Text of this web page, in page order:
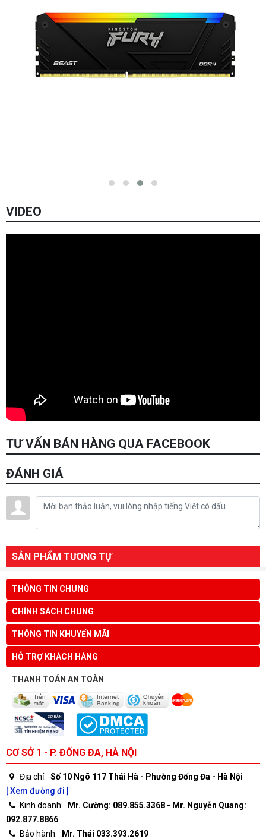
VIDEO
TƯ VẤN BÁN HÀNG QUA FACEBOOK
ĐÁNH GIÁ
SẢN PHẨM TƯƠNG TỰ
THÔNG TIN CHUNG
CHÍNH SÁCH CHUNG
THÔNG TIN KHUYẾN MÃI
HỖ TRỢ KHÁCH HÀNG
THANH TOÁN AN TOÀN
CƠ SỞ 1 - P. ĐỐNG ĐA, HÀ NỘI
Địa chỉ: Số 10 Ngõ 117 Thái Hà - Phường Đống Đa - Hà Nội
[ Xem đường đi ]
Kinh doanh:
Mr. Cường: 089.855.3368 - Mr. Nguyễn Quang:
092.877.8866
Bảo hành:
Mr. Thái 033.393.2619